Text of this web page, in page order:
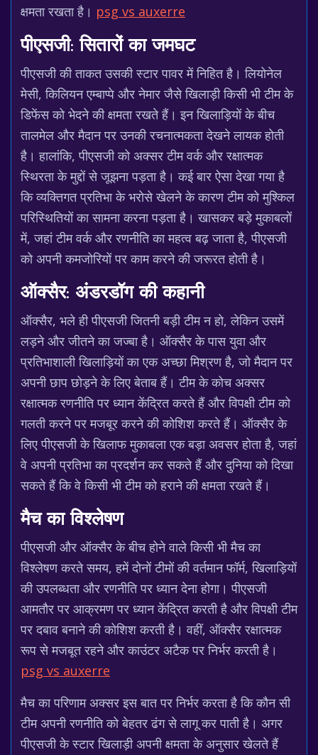
क्षमता रखता है। psg vs auxerre
पीएसजी: सितारों का जमघट
पीएसजी की ताकत उसकी स्टार पावर में निहित है। लियोनेल
मेसी, किलियन एम्बाप्पे और नेमार जैसे खिलाड़ी किसी भी टीम के
डिफेंस को भेदने की क्षमता रखते हैं। इन खिलाड़ियों के बीच
तालमेल और मैदान पर उनकी रचनात्मकता देखने लायक होती
है। हालांकि, पीएसजी को अक्सर टीम वर्क और रक्षात्मक
स्थिरता के मुद्दों से जूझना पड़ता है। कई बार ऐसा देखा गया है
कि व्यक्तिगत प्रतिभा के भरोसे खेलने के कारण टीम को मुश्किल
परिस्थितियों का सामना करना पड़ता है। खासकर बड़े मुकाबलों
में, जहां टीम वर्क और रणनीति का महत्व बढ़ जाता है, पीएसजी
को अपनी कमजोरियों पर काम करने की जरूरत होती है।
ऑक्सैर: अंडरडॉग की कहानी
ऑक्सैर, भले ही पीएसजी जितनी बड़ी टीम न हो, लेकिन उसमें
लड़ने और जीतने का जज्बा है। ऑक्सैर के पास युवा और
प्रतिभाशाली खिलाड़ियों का एक अच्छा मिश्रण है, जो मैदान पर
अपनी छाप छोड़ने के लिए बेताब हैं। टीम के कोच अक्सर
रक्षात्मक रणनीति पर ध्यान केंद्रित करते हैं और विपक्षी टीम को
गलती करने पर मजबूर करने की कोशिश करते हैं। ऑक्सैर के
लिए पीएसजी के खिलाफ मुकाबला एक बड़ा अवसर होता है, जहां
वे अपनी प्रतिभा का प्रदर्शन कर सकते हैं और दुनिया को दिखा
सकते हैं कि वे किसी भी टीम को हराने की क्षमता रखते हैं।
मैच का विश्लेषण
पीएसजी और ऑक्सैर के बीच होने वाले किसी भी मैच का
विश्लेषण करते समय, हमें दोनों टीमों की वर्तमान फॉर्म, खिलाड़ियों
की उपलब्धता और रणनीति पर ध्यान देना होगा। पीएसजी
आमतौर पर आक्रमण पर ध्यान केंद्रित करती है और विपक्षी टीम
पर दबाव बनाने की कोशिश करती है। वहीं, ऑक्सैर रक्षात्मक
रूप से मजबूत रहने और काउंटर अटैक पर निर्भर करती है।
psg vs auxerre
मैच का परिणाम अक्सर इस बात पर निर्भर करता है कि कौन सी
टीम अपनी रणनीति को बेहतर ढंग से लागू कर पाती है। अगर
पीएसजी के स्टार खिलाड़ी अपनी क्षमता के अनुसार खेलते हैं